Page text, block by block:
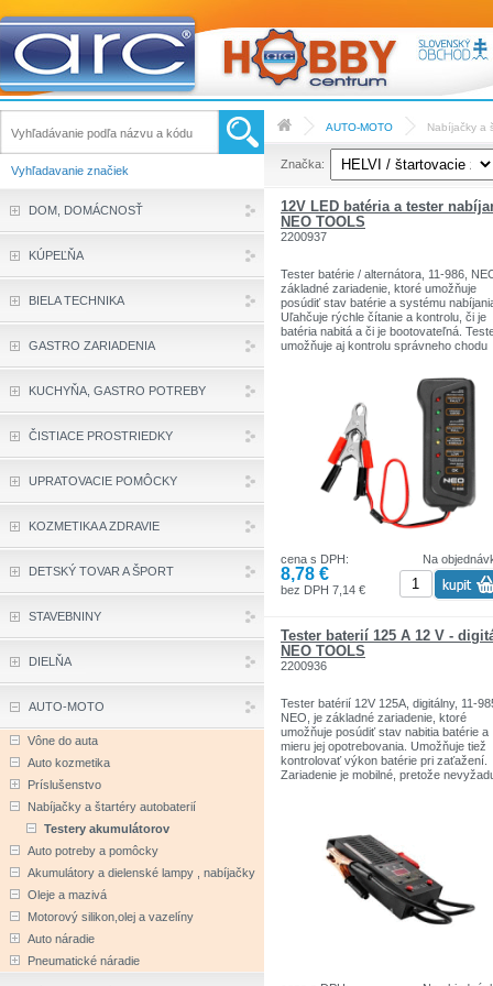
AUTO-MOTO Nabíjačky a
Značka:
12V LED batéria a tester
NEO TOOLS
2200937
Tester batérie / alternátora, 11-986,
základné zariadenie, ktoré umožňuje
posúdiť stav batérie a systému
Uľahčuje rýchle čítanie a kontrolu, či je
batéria nabitá a či je bootovateľná.
umožňuje aj kontrolu správneho chodu
diódy rôznych farieb, ktoré uľahčujú
vyhodnotenie. Ukazujú 3 úrovne nabitia
batérie a 2 úrovne stavu alternátora. Ak
napätie batérie nižšie ako 9,9 V, tester
nebude fungovať vôbec.
Sada obsahuje dve krokosvorky, na
dĺžkou cca 20 cm.
Tester batérie a alternátora
Napájanie: 12V
stredná (žltá), vybitá (červená)
Pod 9,9 V tester nebude fungovať
(správne napätie - zelená), nefunkčný
nízke napätie - červená)
2 krokodílie spony
Káble cca 20 cm
Na
cena s DPH:
8,78 €
bez DPH 7,14 €
Tester baterií 125 A 12 V -
NEO TOOLS
2200936
Tester batérií 12V 125A, digitálny, 11-
NEO, je základné zariadenie, ktoré
umožňuje posúdiť stav nabitia batérie a
mieru jej opotrebovania. Umožňuje tiež
kontrolovať výkon batérie pri zaťažení.
Zariadenie je mobilné, pretože
Určené pre olovené akumulátory.
Vlastnosti produktu:
Vyhľadavanie značiek
DOM, DOMÁCNOSŤ
KÚPEĽŇA
BIELA TECHNIKA
GASTRO ZARIADENIA
KUCHYŇA, GASTRO POTREBY
ČISTIACE PROSTRIEDKY
UPRATOVACIE POMÔCKY
KOZMETIKA A ZDRAVIE
DETSKÝ TOVAR A ŠPORT
STAVEBNINY
DIELŇA
AUTO-MOTO
Vône do auta
Auto kozmetika
Príslušenstvo
Nabíjačky a štartéry autobaterií
Testery akumulátorov
Auto potreby a pomôcky
Akumulátory a dielenské lampy , nabíjačky
Oleje a mazivá
Motorový silikon,olej a vazelíny
Auto náradie
Pneumatické náradie